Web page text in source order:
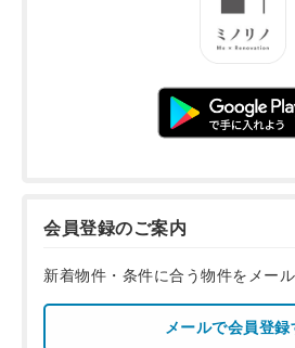
会員登録のご案内
新着物件・条件に合う物件をメー
メールで会員登録